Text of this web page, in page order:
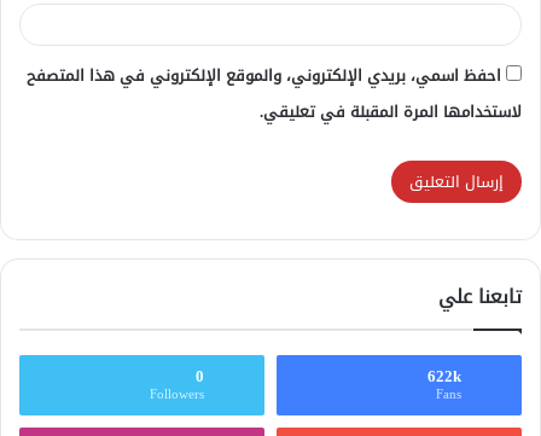
احفظ اسمي، بريدي الإلكتروني، والموقع الإلكتروني في هذا المتصفح
لاستخدامها المرة المقبلة في تعليقي.
تابعنا علي
622k
Fans
0
Followers